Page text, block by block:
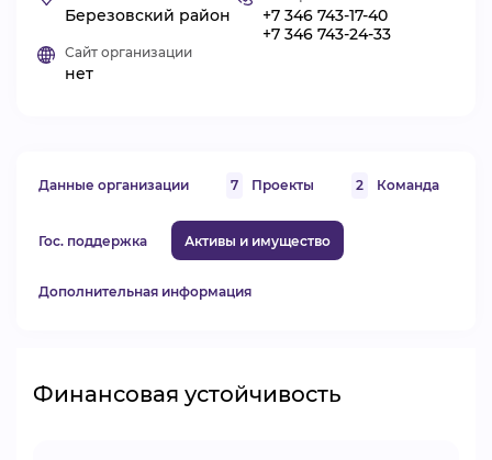
Березовский район
+7 346 743-17-40
+7 346 743-24-33
Сайт организации
нет
Данные организации 7 Проекты 2 Команда
Гос. поддержка Активы и имущество
Дополнительная информация
Финансовая устойчивость